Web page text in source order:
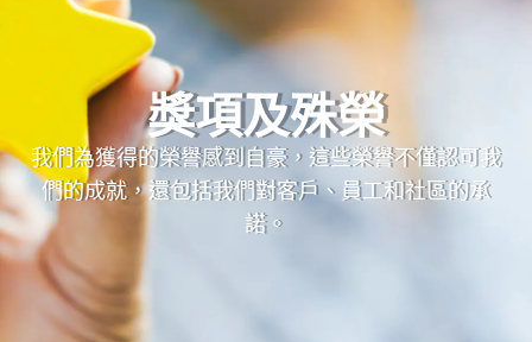
獎項及殊榮
我們為獲得的榮譽感到自豪，這些榮譽不僅認可我
們的成就，還包括我們對客戶、員工和社區的承
諾。